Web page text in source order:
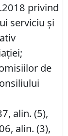
privind
serviciu şi
de
alin. (5),
alin. (3),